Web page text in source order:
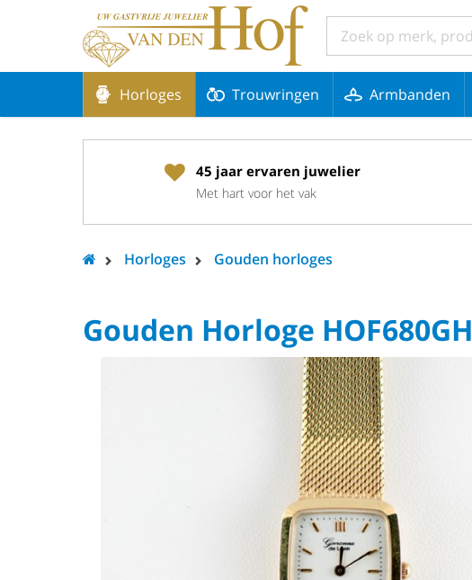
Horloges Trouwringen Armbanden
45 jaar ervaren juwelier
Met hart voor het vak
Horloges Gouden horloges
Gouden Horloge HOF680GH